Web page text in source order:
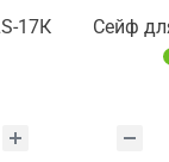
17К Сейф